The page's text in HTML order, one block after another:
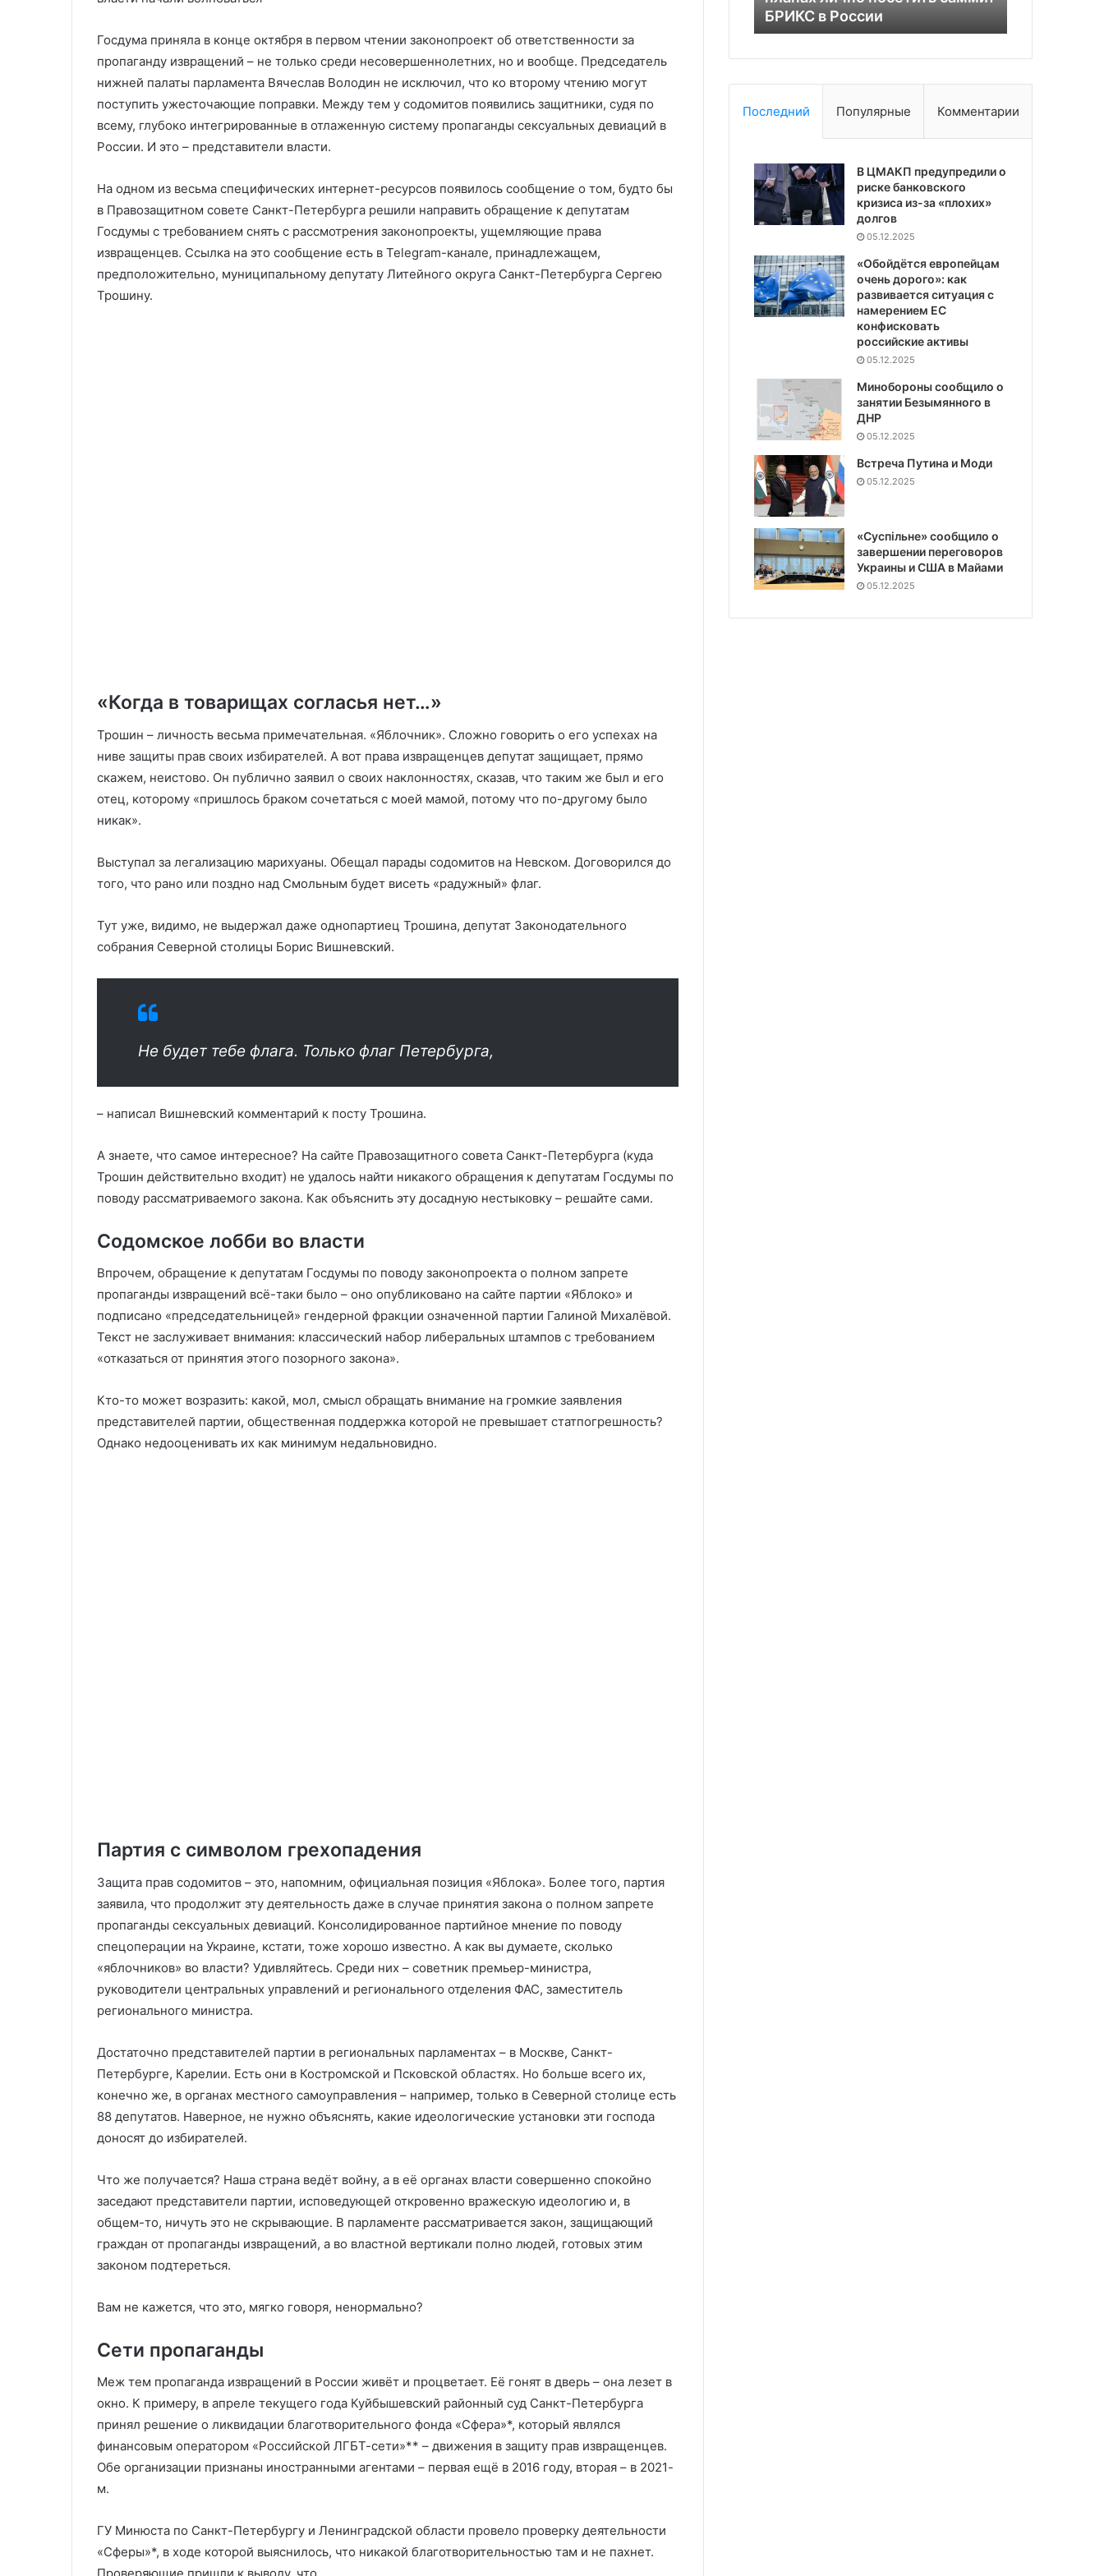
Госдума приняла в конце октября в первом чтении законопроект об ответственности за
пропаганду извращений – не только среди несовершеннолетних, но и вообще. Председатель
нижней палаты парламента Вячеслав Володин не исключил, что ко второму чтению могут
поступить ужесточающие поправки. Между тем у содомитов появились защитники, судя по
всему, глубоко интегрированные в отлаженную систему пропаганды сексуальных девиаций в
России. И это – представители власти.
На одном из весьма специфических интернет-ресурсов появилось сообщение о том, будто бы
в Правозащитном совете Санкт-Петербурга решили направить обращение к депутатам
Госдумы с требованием снять с рассмотрения законопроекты, ущемляющие права
извращенцев. Ссылка на это сообщение есть в Telegram-канале, принадлежащем,
предположительно, муниципальному депутату Литейного округа Санкт-Петербурга Сергею
Трошину.
«Когда в товарищах согласья нет…»
Трошин – личность весьма примечательная. «Яблочник». Сложно говорить о его успехах на
ниве защиты прав своих избирателей. А вот права извращенцев депутат защищает, прямо
скажем, неистово. Он публично заявил о своих наклонностях, сказав, что таким же был и его
отец, которому «пришлось браком сочетаться с моей мамой, потому что по-другому было
никак».
Выступал за легализацию марихуаны. Обещал парады содомитов на Невском. Договорился до
того, что рано или поздно над Смольным будет висеть «радужный» флаг.
Тут уже, видимо, не выдержал даже однопартиец Трошина, депутат Законодательного
собрания Северной столицы Борис Вишневский.
Не будет тебе флага. Только флаг Петербурга,
– написал Вишневский комментарий к посту Трошина.
А знаете, что самое интересное? На сайте Правозащитного совета Санкт-Петербурга (куда
Трошин действительно входит) не удалось найти никакого обращения к депутатам Госдумы по
поводу рассматриваемого закона. Как объяснить эту досадную нестыковку – решайте сами.
Содомское лобби во власти
Впрочем, обращение к депутатам Госдумы по поводу законопроекта о полном запрете
пропаганды извращений всё-таки было – оно опубликовано на сайте партии «Яблоко» и
подписано «председательницей» гендерной фракции означенной партии Галиной Михалёвой.
Текст не заслуживает внимания: классический набор либеральных штампов с требованием
«отказаться от принятия этого позорного закона».
Кто-то может возразить: какой, мол, смысл обращать внимание на громкие заявления
представителей партии, общественная поддержка которой не превышает статпогрешность?
Однако недооценивать их как минимум недальновидно.
Партия с символом грехопадения
Защита прав содомитов – это, напомним, официальная позиция «Яблока». Более того, партия
заявила, что продолжит эту деятельность даже в случае принятия закона о полном запрете
пропаганды сексуальных девиаций. Консолидированное партийное мнение по поводу
спецоперации на Украине, кстати, тоже хорошо известно. А как вы думаете, сколько
«яблочников» во власти? Удивляйтесь. Среди них – советник премьер-министра,
руководители центральных управлений и регионального отделения ФАС, заместитель
регионального министра.
Достаточно представителей партии в региональных парламентах – в Москве, Санкт-
Петербурге, Карелии. Есть они в Костромской и Псковской областях. Но больше всего их,
конечно же, в органах местного самоуправления – например, только в Северной столице есть
88 депутатов. Наверное, не нужно объяснять, какие идеологические установки эти господа
доносят до избирателей.
Что же получается? Наша страна ведёт войну, а в её органах власти совершенно спокойно
заседают представители партии, исповедующей откровенно вражескую идеологию и, в
общем-то, ничуть это не скрывающие. В парламенте рассматривается закон, защищающий
граждан от пропаганды извращений, а во властной вертикали полно людей, готовых этим
законом подтереться.
Вам не кажется, что это, мягко говоря, ненормально?
Сети пропаганды
Меж тем пропаганда извращений в России живёт и процветает. Её гонят в дверь – она лезет в
окно. К примеру, в апреле текущего года Куйбышевский районный суд Санкт-Петербурга
принял решение о ликвидации благотворительного фонда «Сфера»*, который являлся
финансовым оператором «Российской ЛГБТ-сети»** – движения в защиту прав извращенцев.
Обе организации признаны иностранными агентами – первая ещё в 2016 году, вторая – в 2021-
м.
ГУ Минюста по Санкт-Петербургу и Ленинградской области провело проверку деятельности
«Сферы»*, в ходе которой выяснилось, что никакой благотворительностью там и не пахнет.
России
БРИКС в России
Последний Популярные Комментарии
В ЦМАКП предупредили о
риске банковского
кризиса из-за «плохих»
долгов
05.12.2025
«Обойдётся европейцам
очень дорого»: как
развивается ситуация с
намерением ЕС
конфисковать
российские активы
05.12.2025
Минобороны сообщило о
занятии Безымянного в
ДНР
05.12.2025
Встреча Путина и Моди
05.12.2025
«Суспiльне» сообщило о
завершении переговоров
Украины и США в Майами
05.12.2025